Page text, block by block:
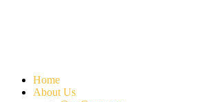
Home
About Us